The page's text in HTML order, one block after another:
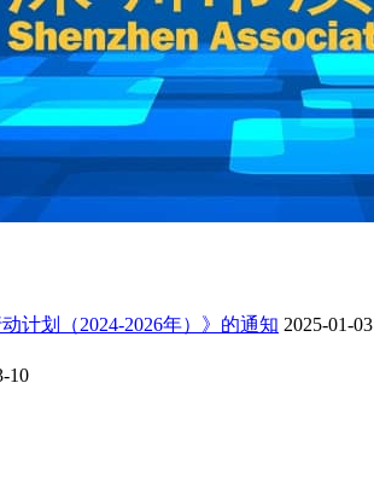
计划（2024-2026年）》的通知 2025-01-03
10